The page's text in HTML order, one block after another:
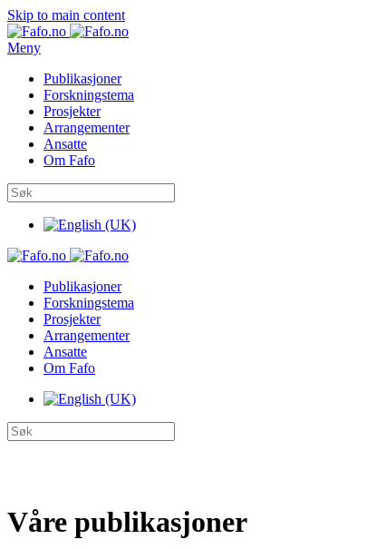
Skip to main content
Meny
Publikasjoner
Forskningstema
Prosjekter
Arrangementer
Ansatte
Om Fafo
Publikasjoner
Forskningstema
Prosjekter
Arrangementer
Ansatte
Om Fafo
Våre publikasjoner